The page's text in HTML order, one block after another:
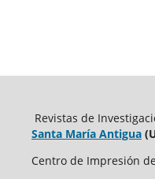
Revistas de
Santa María Antigua
Centro de Impresión